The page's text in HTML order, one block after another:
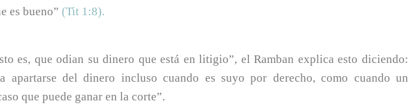
es bueno” (Tit 1:8).
es, que odian su dinero que está en litigio”, el Ramban explica esto diciendo:
apartarse del dinero incluso cuando es suyo por derecho, como cuando un
que puede ganar en la corte”.